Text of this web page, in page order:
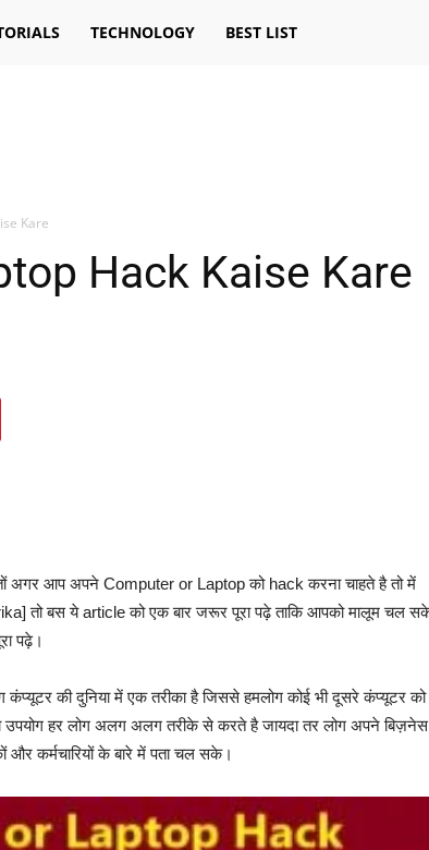
TECHNOLOGY BEST LIST
Kare
Hack Kaise Kare
अगर आप अपने Computer or Laptop को hack करना चाहते है तो में
तो बस ये article को एक बार जरूर पूरा पढ़े ताकि आपको मालूम चल
पढ़े।
कंप्यूटर की दुनिया में एक तरीका है जिससे हमलोग कोई भी दूसरे कंप्यूटर को
उपयोग हर लोग अलग अलग तरीके से करते है जायदा तर लोग अपने बिज़नेस
कर्मचारियों के बारे में पता चल सके।